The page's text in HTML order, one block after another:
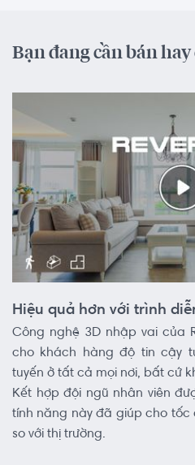
Bạn đang cần bán
Hiệu quả hơn với trình
Công nghệ 3D nhập vai của
cho khách hàng độ tin cậy
tuyến ở tất cả mọi nơi, bất cứ
Kết hợp đội ngũ nhân viên
tính năng này đã giúp cho
so với thị trường.